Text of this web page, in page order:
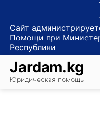
content
Сайт
Помощи при
Республики
Jardam.kg
Юридическая помощь